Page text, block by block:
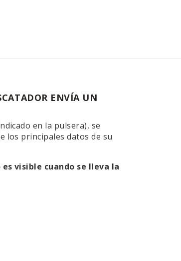
ENVÍA UN
en la pulsera), se
los principales datos de su
visible cuando se lleva la